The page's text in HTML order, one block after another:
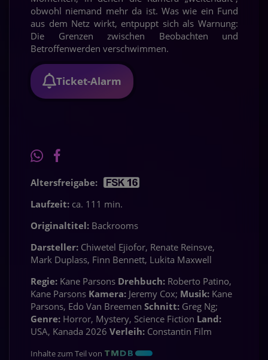
obwohl niemand mehr da ist. Was wie ein Fund
aus dem Netz wirkt, entpuppt sich als Warnung:
Die Grenzen zwischen Beobachten und
Betroffenwerden verschwimmen.
Ticket-Alarm
Altersfreigabe:
Laufzeit: ca. 111 min.
Originaltitel: Backrooms
Darsteller: Chiwetel Ejiofor, Renate Reinsve,
Mark Duplass, Finn Bennett, Lukita Maxwell
Regie: Kane Parsons Drehbuch: Roberto Patino,
Kane Parsons Kamera: Jeremy Cox; Musik: Kane
Parsons, Edo Van Breemen Schnitt: Greg Ng;
Genre: Horror, Mystery, Science Fiction Land:
USA, Kanada 2026 Verleih: Constantin Film
Inhalte zum Teil von